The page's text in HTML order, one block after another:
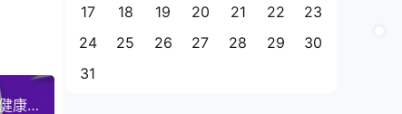
（第17232期）-大健康私域打粉课，​教你如何在大健康赛道，掌握大量的流量，通过卖流量挣取利润
17
18 19 20 21 22
23
24
25 26 27 28 29
30
31